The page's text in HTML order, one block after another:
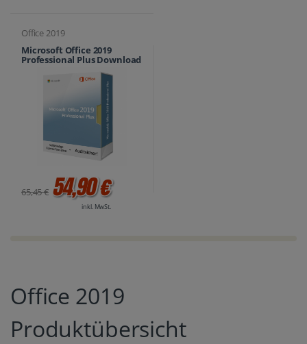
Office 2019
Microsoft Office 2019
Professional Plus Download
65,45 € 54,90 €
inkl. MwSt.
Office 2019
Produktübersicht